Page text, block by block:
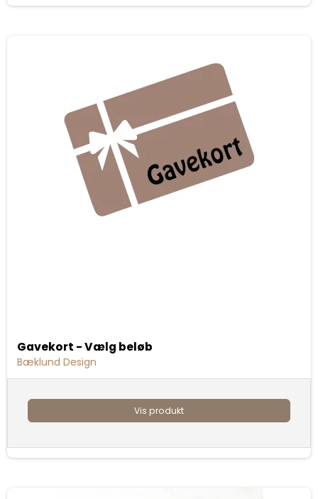
Gavekort - Vælg beløb
Bæklund Design
Vis produkt